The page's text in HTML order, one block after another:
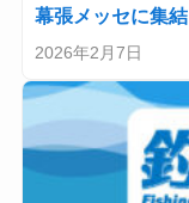
幕張メッセに集結
2026年2月7日